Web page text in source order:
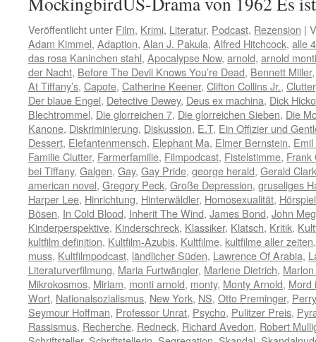
Veröffentlicht unter Film, Krimi, Literatur, Podcast, Rezension |
Adam Kimmel, Adaption, Alan J. Pakula, Alfred Hitchcock, alle
das rosa Kaninchen stahl, Apocalypse Now, arnold, arnold monti
der Nacht, Before The Devil Knows You’re Dead, Bennett Miller
At Tiffany’s, Capote, Catherine Keener, Clifton Collins Jr., Clutter
Der blaue Engel, Detective Dewey, Deus ex machina, Dick
Blechtrommel, Die glorreichen 7, Die glorreichen Sieben, Die
Kanone, Diskriminierung, Diskussion, E.T, Ein Offizier und
Dessert, Elefantenmensch, Elephant Ma, Elmer Bernstein,
Familie Clutter, Farmerfamilie, Filmpodcast, Fistelstimme, Frank
bei Tiffany, Galgen, Gay, Gay Pride, george herald, Gerald
american novel, Gregory Peck, Große Depression, gruseliges
Harper Lee, Hinrichtung, Hinterwäldler, Homosexualität, Hörspiel
Bösen, In Cold Blood, Inherit The Wind, James Bond, John
Kinderperspektive, Kinderschreck, Klassiker, Klatsch, Kritik,
kultfilm definition, Kultfilm-Azubis, Kultfilme, kultfilme aller zeiten
muss, Kultfilmpodcast, ländlicher Süden, Lawrence Of Arabia,
Literaturverfilmung, Maria Furtwängler, Marlene Dietrich,
Mikrokosmos, Miriam, monti arnold, monty, Monty Arnold, Mord
Wort, Nationalsozialismus, New York, NS, Otto Preminger,
Seymour Hoffman, Professor Unrat, Psycho, Pulitzer Preis,
Rassismus, Recherche, Redneck, Richard Avedon, Robert